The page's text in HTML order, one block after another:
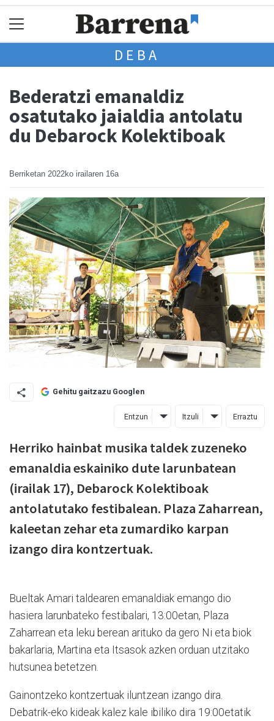
DEBA
Bederatzi emanaldiz
osatutako jaialdia antolatu
du Debarock Kolektiboak
Berriketan 2022ko irailaren 16a
Gehitu gaitzazu Googlen
Entzun Itzuli Erraztu
Herriko hainbat musika taldek zuzeneko
emanaldia eskainiko dute larunbatean
(irailak 17), Debarock Kolektiboak
antolatutako festibalean. Plaza Zaharrean,
kaleetan zehar eta zumardiko karpan
izango dira kontzertuak.
Bueltak Amari taldearen emanaldiak emango dio
hasiera larunbateko festibalari, 13:00etan, Plaza
Zaharrean eta leku berean arituko da gero Ni eta biok
bakarlaria, Martina eta Itsasok azken orduan utzitako
hutsunea betetzen.
Gainontzeko kontzertuak iluntzean izango dira.
Debatrik-eko kideak kalez kale ibiliko dira 19:00etatik